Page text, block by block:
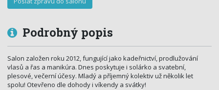
Podrobný popis
Salon založen roku 2012, fungující jako kadeřnictví, prodlužování
vlasů a řas a manikúra. Dnes poskytuje i solárko a svatební,
plesové, večerní účesy. Mladý a příjemný kolektiv už několik let
spolu! Otevřeno dle dohody i víkendy a svátky!